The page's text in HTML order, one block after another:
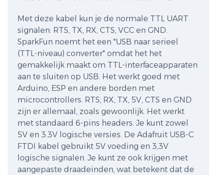
Met deze kabel kun je de normale TTL UART
signalen: RTS, TX, RX, CTS, VCC en GND.
SparkFun noemt het een "USB naar serieel
(TTL-niveau) converter" omdat het het
gemakkelijk maakt om TTL-interfaceapparaten
aan te sluiten op USB. Het werkt goed met
Arduino, ESP en andere borden met
microcontrollers. RTS, RX, TX, 5V, CTS en GND
zijn er allemaal, zoals gewoonlijk. Het werkt
met standaard 6-pins headers. Je kunt zowel
5V en 3.3V logische versies. De Adafruit USB-C
FTDI kabel gebruikt 5V voeding en 3,3V
logische signalen. Je kunt ze ook krijgen met
aangepaste draadeinden, wat betekent dat de